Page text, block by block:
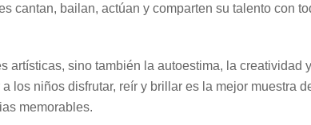
cantan, bailan, actúan y comparten su talento con
artísticas, sino también la autoestima, la creatividad
los niños disfrutar, reír y brillar es la mejor muestra
memorables.